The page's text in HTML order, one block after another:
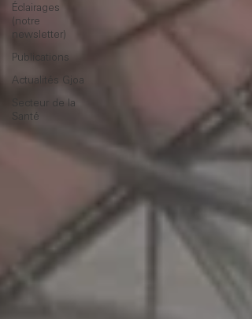
Éclairages
(notre
newsletter)
Publications
Actualités Gjoa
Secteur de la
Santé